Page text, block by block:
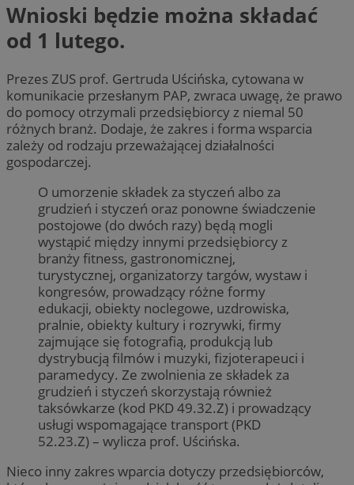
Wnioski będzie można składać
od 1 lutego.
Prezes ZUS prof. Gertruda Uścińska, cytowana w
komunikacie przesłanym PAP, zwraca uwagę, że prawo
do pomocy otrzymali przedsiębiorcy z niemal 50
różnych branż. Dodaje, że zakres i forma wsparcia
zależy od rodzaju przeważającej działalności
gospodarczej.
O umorzenie składek za styczeń albo za
grudzień i styczeń oraz ponowne świadczenie
postojowe (do dwóch razy) będą mogli
wystąpić między innymi przedsiębiorcy z
branży fitness, gastronomicznej,
turystycznej, organizatorzy targów, wystaw i
kongresów, prowadzący różne formy
edukacji, obiekty noclegowe, uzdrowiska,
pralnie, obiekty kultury i rozrywki, firmy
zajmujące się fotografią, produkcją lub
dystrybucją filmów i muzyki, fizjoterapeuci i
paramedycy. Ze zwolnienia ze składek za
grudzień i styczeń skorzystają również
taksówkarze (kod PKD 49.32.Z) i prowadzący
usługi wspomagające transport (PKD
52.23.Z) – wylicza prof. Uścińska.
Nieco inny zakres wparcia dotyczy przedsiębiorców,